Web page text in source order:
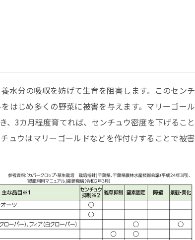
水分の吸収を妨げて生育を阻害します。このセンチ
はじめ多くの野菜に被害を与えます。マリーゴール
、3カ月程度育てれば、センチュウ密度を下げること
ュウはマリーゴールドなどを作付けすることで被害